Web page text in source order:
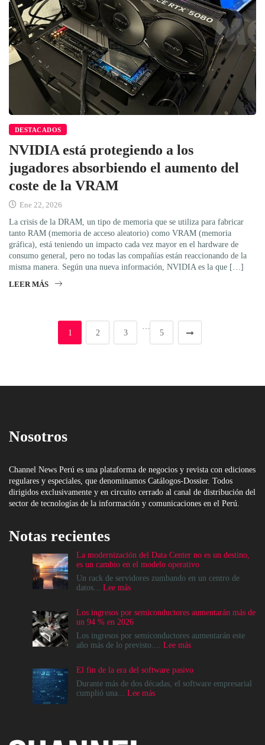
DESTACADOS
NVIDIA está protegiendo a los
jugadores absorbiendo el aumento del
coste de la VRAM
Ene 22, 2026
La crisis de la DRAM, un tipo de memoria que se utiliza para fabricar
tanto RAM (memoria de acceso aleatorio) como VRAM (memoria
gráfica), está teniendo un impacto cada vez mayor en el hardware de
consumo general, pero no todas las compañías están reaccionando de la
misma manera. Según una nueva información, NVIDIA es la que […]
LEER MÁS
1 2 3 5
Nosotros
Channel News Perú es una plataforma de negocios y revista con ediciones
regulares y especiales, que denominamos Catálogos-Dossier. Todos
dirigidos exclusivamente y en circuito cerrado al canal de distribución del
sector de tecnologías de la información y comunicaciones en el Perú.
Notas recientes
La modernización del Data Center no es un destino,
es un cambio en el modelo operativo
Un rack de servidores zumbando en un centro de
datos... Lee más:
del
Data
Center
no
destino,
es
un
operativo
Los ingresos por semiconductores aumentarán más de
un 94 % en 2026
Los ingresos por semiconductores aumentarán este
año más de lo previsto.... Lee más:
por
semiconductores
El fin de la era del software pasivo
Durante más de dos décadas, el software empresarial
cumplió una... Lee más: